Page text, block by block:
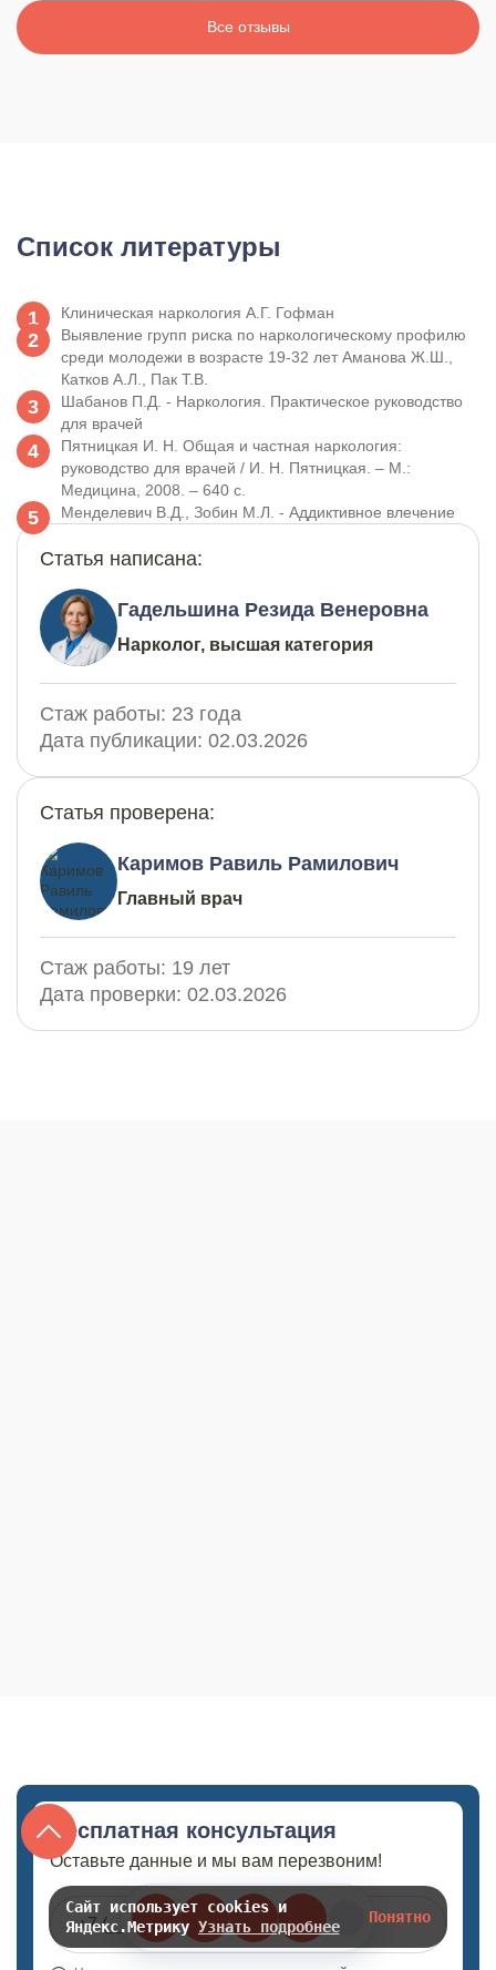
Все отзывы
Список литературы
Клиническая наркология А.Г. Гофман
Выявление групп риска по наркологическому профилю
среди молодежи в возрасте 19-32 лет Аманова Ж.Ш.,
Катков А.Л., Пак Т.В.
Шабанов П.Д. - Наркология. Практическое руководство
для врачей
Пятницкая И. Н. Общая и частная наркология:
руководство для врачей / И. Н. Пятницкая. – М.:
Медицина, 2008. – 640 с.
Менделевич В.Д., Зобин М.Л. - Аддиктивное влечение
Статья написана:
Гадельшина Резида Венеровна
Нарколог, высшая категория
Стаж работы: 23 года
Дата публикации: 02.03.2026
Статья проверена:
Каримов Равиль Рамилович
Главный врач
Стаж работы: 19 лет
Дата проверки: 02.03.2026
Бесплатная консультация
Оставьте данные и мы вам перезвоним!
Сайт использует cookies и
Яндекс.Метрику Узнать подробнее
Понятно